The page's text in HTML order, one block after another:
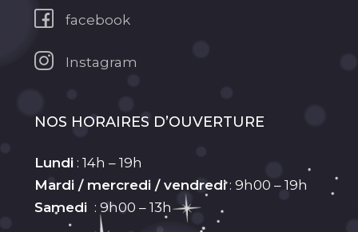
facebook
Instagram
NOS HORAIRES D’OUVERTURE
Lundi: 14h – 19h
Mardi / mercredi / vendredi: 9h00 – 19h
Samedi : 9h00 – 13h